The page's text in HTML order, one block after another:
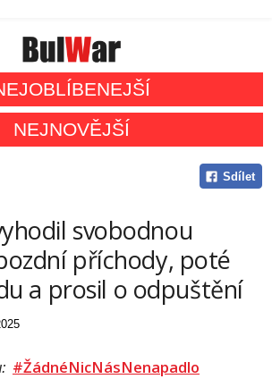
NEJNOVĚJŠÍ
Sdílet
svobodnou
příchody, poté
a prosil o odpuštění
#ŽádnéNicNásNenapadlo